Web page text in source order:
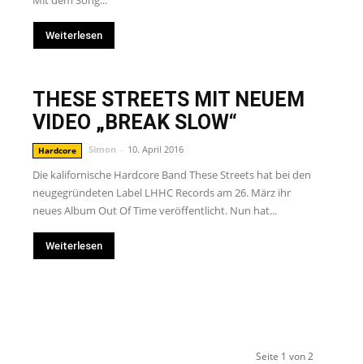
Weiterlesen
THESE STREETS MIT NEUEM
VIDEO „BREAK SLOW“
Hardcore Simon - 10. April 2016
Die kalifornische Hardcore Band These Streets hat bei den
neugegründeten Label LHHC Records am 26. März ihr
neues Album Out Of Time veröffentlicht. Nun hat...
Weiterlesen
Seite 1 von 2